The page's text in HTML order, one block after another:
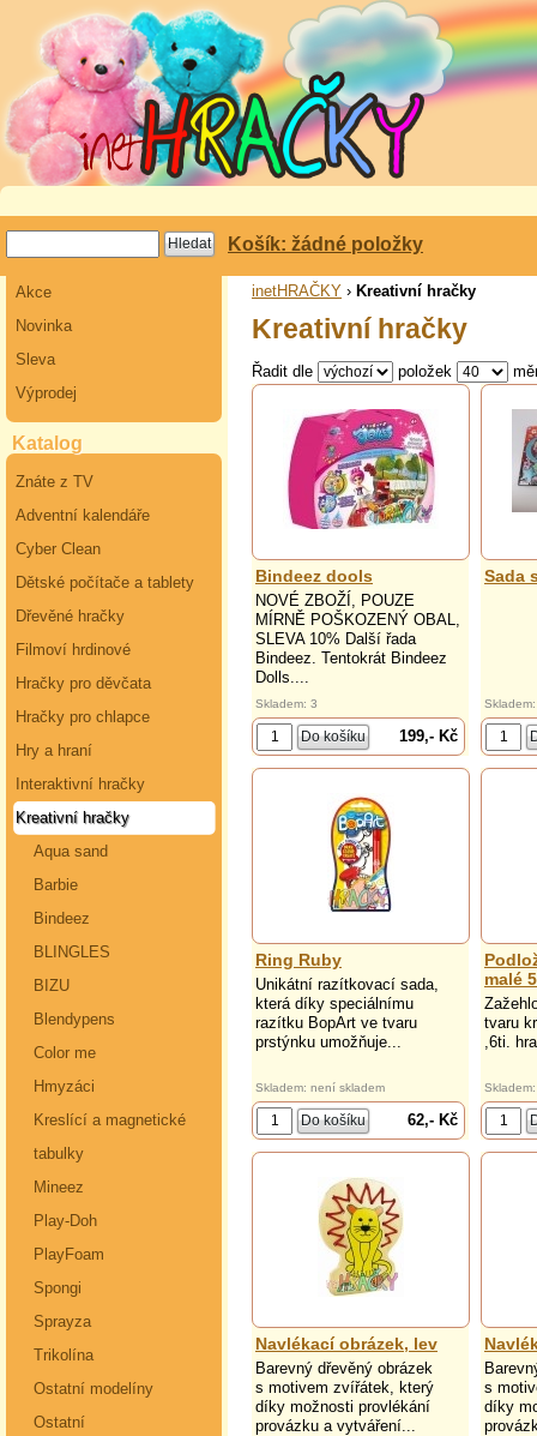
Košík: žádné položky
Akce
Novinka
Sleva
Výprodej
Katalog
Znáte z TV
Adventní kalendáře
Cyber Clean
Dětské počítače a tablety
Dřevěné hračky
Filmoví hrdinové
Hračky pro děvčata
Hračky pro chlapce
Hry a hraní
Interaktivní hračky
Kreativní hračky
Aqua sand
Barbie
Bindeez
BLINGLES
BIZU
Blendypens
Color me
Hmyzáci
Kreslící a magnetické
tabulky
Mineez
Play-Doh
PlayFoam
Spongi
Sprayza
Trikolína
Ostatní modelíny
Ostatní
inetHRAČKY › Kreativní hračky
Kreativní hračky
Řadit dle položek
Bindeez dools
NOVÉ ZBOŽÍ, POUZE
MÍRNĚ POŠKOZENÝ OBAL,
SLEVA 10% Další řada
Bindeez. Tentokrát Bindeez
Dolls....
Skladem: 3
199,- Kč
Sada
Ring Ruby
Unikátní razítkovací sada,
která díky speciálnímu
razítku BopArt ve tvaru
prstýnku umožňuje...
Skladem: není skladem
62,- Kč
malé
tvaru
,6ti.
Navlékací obrázek, lev
Barevný dřevěný obrázek
s motivem zvířátek, který
díky možnosti provlékání
provázku a vytváření...
s
díky